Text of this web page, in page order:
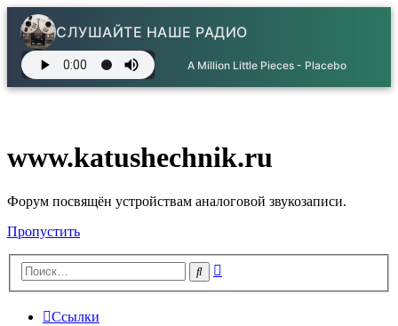
СЛУШАЙТЕ НАШЕ РАДИО
A Million Little Pieces - Placebo
www.katushechnik.ru
Форум посвящён устройствам аналоговой звукозаписи.
Пропустить
Поиск
Ссылки